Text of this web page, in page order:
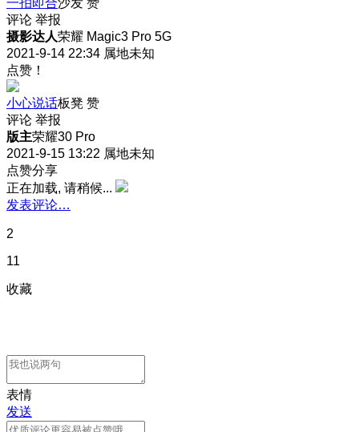
评论 举报
摄影达人荣耀 Magic3 Pro 5G
2021-9-14 22:34 属地未知
点赞！
小心说话板凳 赞
评论 举报
版主荣耀30 Pro
2021-9-15 13:22 属地未知
点赞分享
正在加载, 请稍候...
发表评论…
2
11
收藏
表情
发送